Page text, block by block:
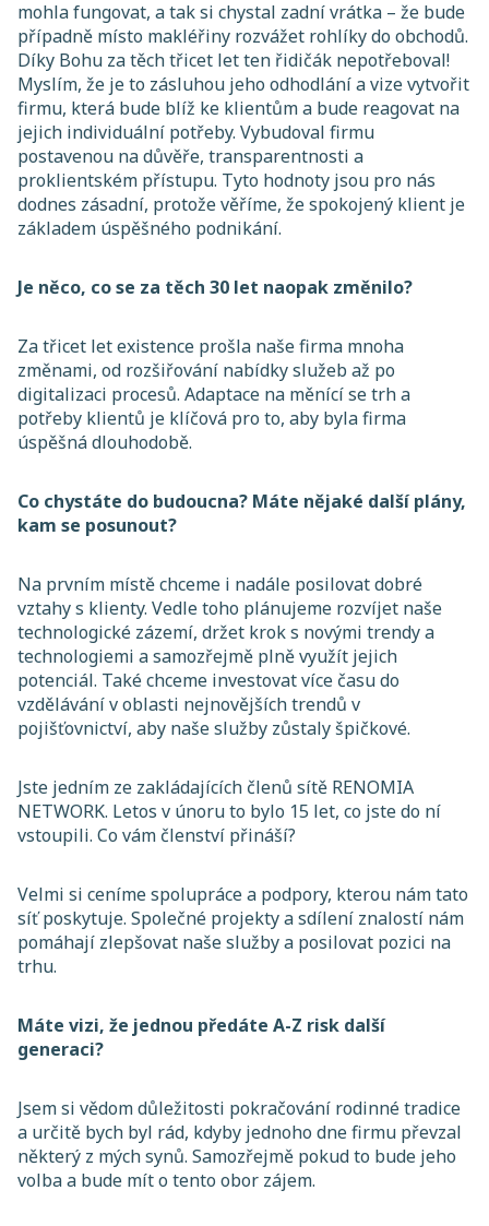
mohla fungovat, a tak si chystal zadní vrátka – že bude
případně místo makléřiny rozvážet rohlíky do obchodů.
Díky Bohu za těch třicet let ten řidičák nepotřeboval!
Myslím, že je to zásluhou jeho odhodlání a vize vytvořit
firmu, která bude blíž ke klientům a bude reagovat na
jejich individuální potřeby. Vybudoval firmu
postavenou na důvěře, transparentnosti a
proklientském přístupu. Tyto hodnoty jsou pro nás
dodnes zásadní, protože věříme, že spokojený klient je
základem úspěšného podnikání.
Je něco, co se za těch 30 let naopak změnilo?
Za třicet let existence prošla naše firma mnoha
změnami, od rozšiřování nabídky služeb až po
digitalizaci procesů. Adaptace na měnící se trh a
potřeby klientů je klíčová pro to, aby byla firma
úspěšná dlouhodobě.
Co chystáte do budoucna? Máte nějaké další plány,
kam se posunout?
Na prvním místě chceme i nadále posilovat dobré
vztahy s klienty. Vedle toho plánujeme rozvíjet naše
technologické zázemí, držet krok s novými trendy a
technologiemi a samozřejmě plně využít jejich
potenciál. Také chceme investovat více času do
vzdělávání v oblasti nejnovějších trendů v
pojišťovnictví, aby naše služby zůstaly špičkové.
Jste jedním ze zakládajících členů sítě RENOMIA
NETWORK. Letos v únoru to bylo 15 let, co jste do ní
vstoupili. Co vám členství přináší?
Velmi si ceníme spolupráce a podpory, kterou nám tato
síť poskytuje. Společné projekty a sdílení znalostí nám
pomáhají zlepšovat naše služby a posilovat pozici na
trhu.
Máte vizi, že jednou předáte A-Z risk další
generaci?
Jsem si vědom důležitosti pokračování rodinné tradice
a určitě bych byl rád, kdyby jednoho dne firmu převzal
některý z mých synů. Samozřejmě pokud to bude jeho
volba a bude mít o tento obor zájem.